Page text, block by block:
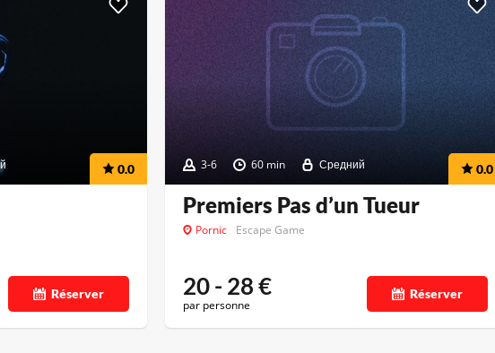
0.0
Réserver
3-6 60 min Средний 0.0
Premiers Pas d’un Tueur
Pornic Escape Game
20 - 28€
par personne
Réserver